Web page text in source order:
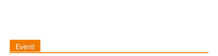
Eventi